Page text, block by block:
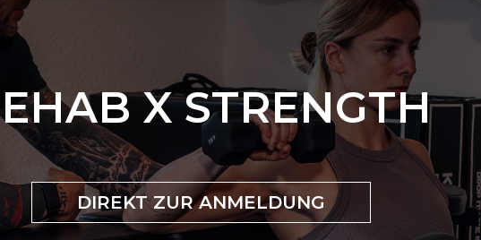
X STRENGTH
DIREKT ZUR ANMELDUNG